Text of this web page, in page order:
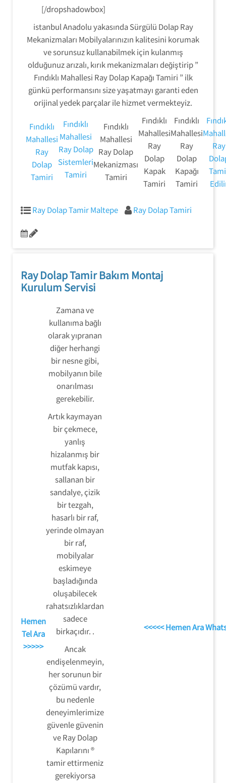
[/dropshadowbox]
istanbul Anadolu yakasında Sürgülü Dolap Ray
Mekanizmaları Mobilyalarınızın kalitesini korumak
ve sorunsuz kullanabilmek için kulanmış
olduğunuz arızalı, kırık mekanizmaları değiştirip ”
Fındıklı Mahallesi Ray Dolap Kapağı Tamiri ” ilk
günkü performansını size yaşatmayı garanti eden
orijinal yedek parçalar ile hizmet vermekteyiz.
Fındıklı
Mahallesi
Ray
Dolap
Tamiri
Fındıklı
Mahallesi
Ray Dolap
Sistemleri
Tamiri
Fındıklı
Mahallesi
Ray Dolap
Mekanizması
Tamiri
Fındıklı
Mahallesi
Ray
Dolap
Kapak
Tamiri
Fındıklı
Mahallesi
Ray
Dolap
Kapağı
Tamiri
Ray
Ray Dolap Tamir Maltepe Ray Dolap Tamiri
Ray Dolap Tamir Bakım Montaj
Kurulum Servisi
Hemen
Tel Ara
>>>>>
Zamana ve
kullanıma bağlı
olarak yıpranan
diğer herhangi
bir nesne gibi,
mobilyanın bile
onarılması
gerekebilir.
Artık kaymayan
bir çekmece,
yanlış
hizalanmış bir
mutfak kapısı,
sallanan bir
sandalye, çizik
bir tezgah,
hasarlı bir raf,
yerinde olmayan
bir raf,
mobilyalar
eskimeye
başladığında
oluşabilecek
rahatsızlıklardan
sadece
birkaçıdır. .
Ancak
endişelenmeyin,
her sorunun bir
çözümü vardır,
bu nedenle
deneyimlerimize
güvenle güvenin
ve Ray Dolap
Kapılarını ®
tamir ettirmeniz
gerekiyorsa
<<<<< Hemen Ara